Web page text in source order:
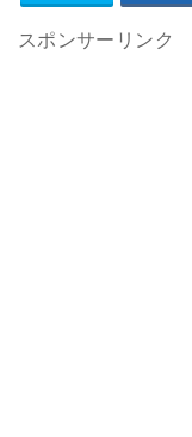
スポンサーリンク